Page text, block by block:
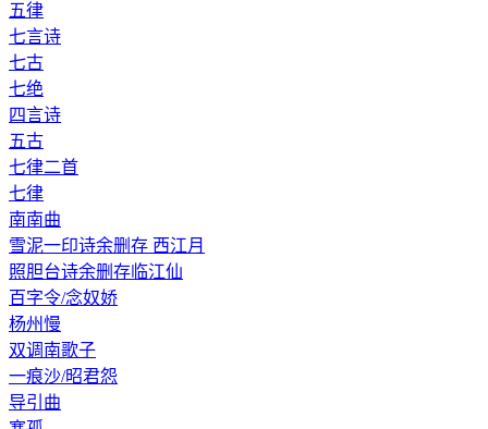
五律
七言诗
七古
七绝
四言诗
五古
七律二首
七律
南南曲
雪泥一印诗余删存 西江月
照胆台诗余删存临江仙
百字令/念奴娇
杨州慢
双调南歌子
一痕沙/昭君怨
导引曲